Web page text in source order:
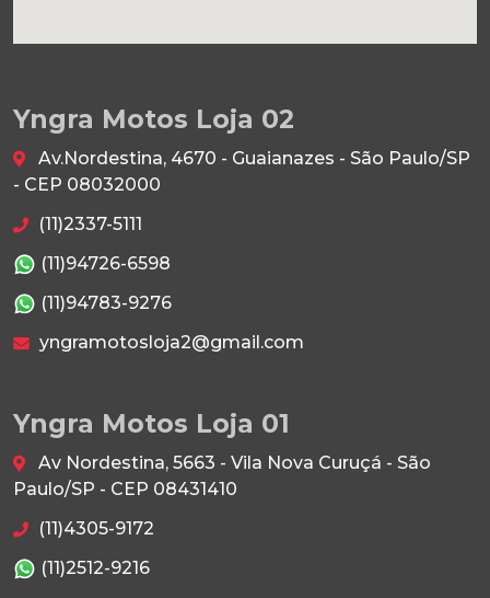
Yngra Motos Loja 02
Av.Nordestina, 4670 - Guaianazes - São Paulo/SP
- CEP 08032000
(11)2337-5111
(11)94726-6598
(11)94783-9276
yngramotosloja2@gmail.com
Yngra Motos Loja 01
Av Nordestina, 5663 - Vila Nova Curuçá - São
Paulo/SP - CEP 08431410
(11)4305-9172
(11)2512-9216